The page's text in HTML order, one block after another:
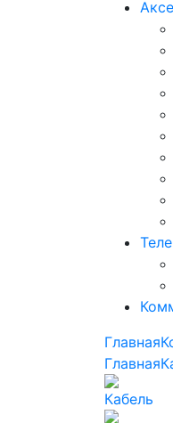
Главная
Главная